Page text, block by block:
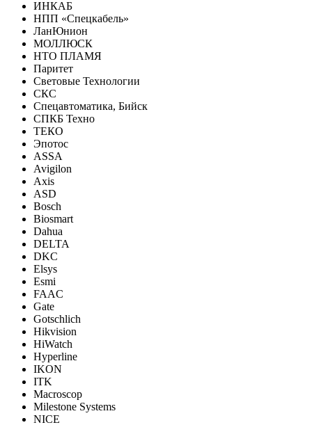
ИНКАБ
НПП «Спецкабель»
ЛанЮнион
МОЛЛЮСК
НТО ПЛАМЯ
Паритет
Световые Технологии
СКС
Спецавтоматика, Бийск
СПКБ Техно
ТЕКО
Эпотос
ASSA
Avigilon
Axis
ASD
Bosch
Biosmart
Dahua
DELTA
DKC
Elsys
Esmi
FAAC
Gate
Gotschlich
Hikvision
HiWatch
Hyperline
IKON
ITK
Macroscop
Milestone Systems
NICE